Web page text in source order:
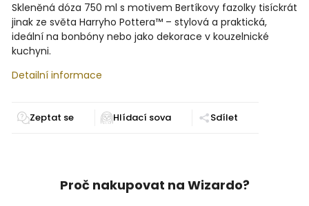
Skleněná dóza 750 ml s motivem Bertíkovy fazolky tisíckrát
jinak ze světa Harryho Pottera™ – stylová a praktická,
ideální na bonbóny nebo jako dekorace v kouzelnické
kuchyni.
Detailní informace
Zeptat se Sdílet
Proč nakupovat na Wizardo?